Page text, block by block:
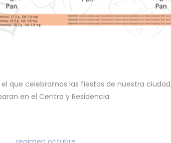
que celebramos las fiestas de nuestra
en el Centro y Residencia.